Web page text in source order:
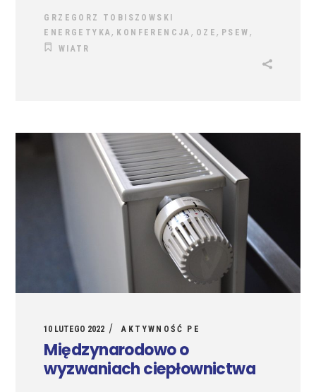
GRZEGORZ TOBISZOWSKI
ENERGETYKA, KONFERENCJA , OZE, PSEW ,
WIATR
10 LUTEGO 2022 AKTYWNOŚĆ PE
Międzynarodowo o
wyzwaniach ciepłownictwa